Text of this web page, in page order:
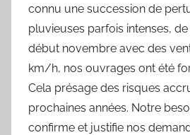
connu une succession de
pluvieuses parfois intenses,
début novembre avec des
km/h, nos ouvrages ont été
Cela présage des risques
prochaines années. Notre
confirme et justifie nos